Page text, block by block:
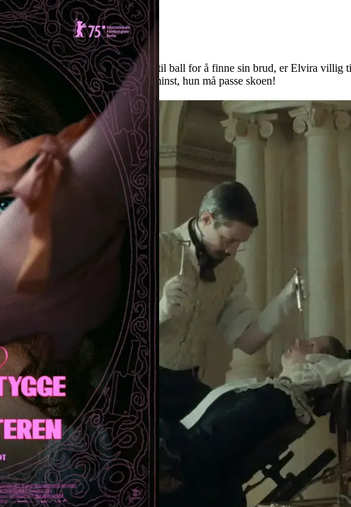
prins Julian. Når han inviterer til ball for å finne sin brud, er Elvira villig
Askepott av veien, og ikke minst, hun må passe skoen!